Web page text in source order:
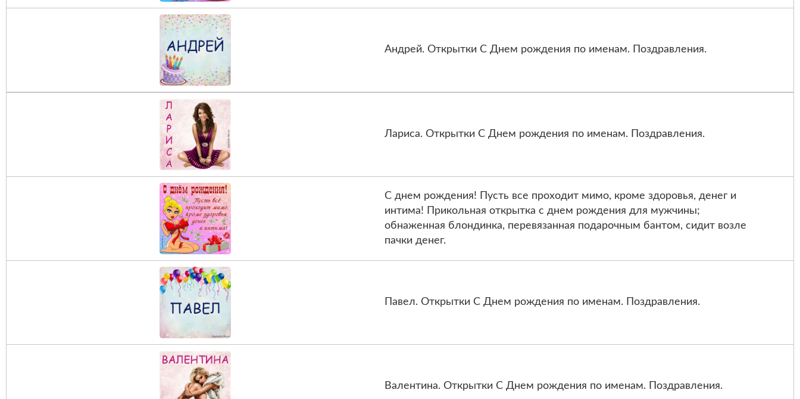
Андрей. Открытки С Днем рождения по именам. Поздравления.
Лариса. Открытки С Днем рождения по именам. Поздравления.
С днем рождения! Пусть все проходит мимо, кроме здоровья, денег и
интима! Прикольная открытка с днем рождения для мужчины;
обнаженная блондинка, перевязанная подарочным бантом, сидит возле
пачки денег.
Павел. Открытки С Днем рождения по именам. Поздравления.
Валентина. Открытки С Днем рождения по именам. Поздравления.